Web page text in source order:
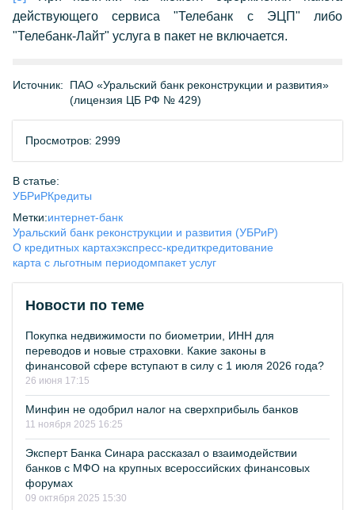
действующего сервиса "Телебанк с ЭЦП" либо
"Телебанк-Лайт" услуга в пакет не включается.
Источник:
ПАО «Уральский банк реконструкции и развития»
(лицензия ЦБ РФ № 429)
Просмотров: 2999
В статье:
УБРиРКредиты
Метки:интернет-банк
Уральский банк реконструкции и развития (УБРиР)
О кредитных картахэкспресс-кредиткредитование
карта с льготным периодомпакет услуг
Новости по теме
Покупка недвижимости по биометрии, ИНН для
переводов и новые страховки. Какие законы в
финансовой сфере вступают в силу с 1 июля 2026 года?
26 июня 17:15
Минфин не одобрил налог на сверхприбыль банков
11 ноября 2025 16:25
Эксперт Банка Синара рассказал о взаимодействии
банков с МФО на крупных всероссийских финансовых
форумах
09 октября 2025 15:30